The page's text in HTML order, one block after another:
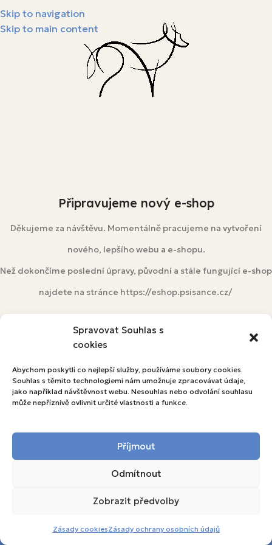
Spravovat Souhlas s
cookies
Abychom poskytli co nejlepší služby, používáme soubory cookies.
Souhlas s těmito technologiemi nám umožnuje zpracovávat údaje,
jako například návštěvnost webu. Nesouhlas nebo odvolání souhlasu
může nepříznivě ovlivnit určité vlastnosti a funkce.
Příjmout
Odmítnout
Zobrazit předvolby
Zásady cookiesZásady ochrany osobních údajů
účely. Objednávky nebudou vyřízeny.
Skip to navigation
Skip to main content
Připravujeme nový e-shop
Děkujeme za návštěvu. Momentálně pracujeme na vytvoření
nového, lepšího webu a e-shopu.
Než dokončíme poslední úpravy, původní a stále fungující e-shop
najdete na stránce https://eshop.psisance.cz/